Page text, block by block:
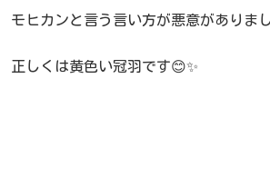
モヒカンと言う言い方が悪意がありま
正しくは黄色い冠羽です😊✨